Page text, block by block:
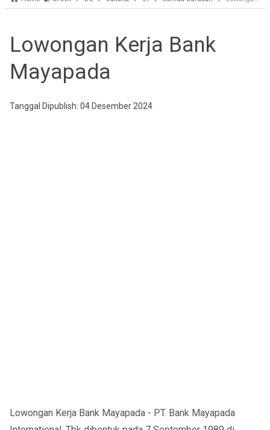
Lowongan Kerja Bank
Mayapada
Tanggal Dipublish: 04 Desember 2024
Lowongan Kerja Bank Mayapada - PT. Bank Mayapada